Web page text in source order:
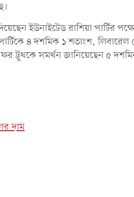
ইউনাইটেড রাশিয়া পার্টির
৪ দশমিক ১ শতাংশ, লিবারেল
ট্রুথকে সমর্থন জানিয়েছেন ৫
দাম